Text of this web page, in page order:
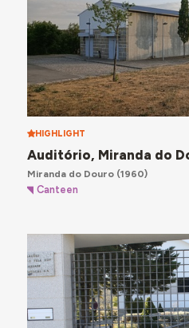
HIGHLIGHT
Auditório, Miranda do
Miranda do Douro(1960)
Canteen